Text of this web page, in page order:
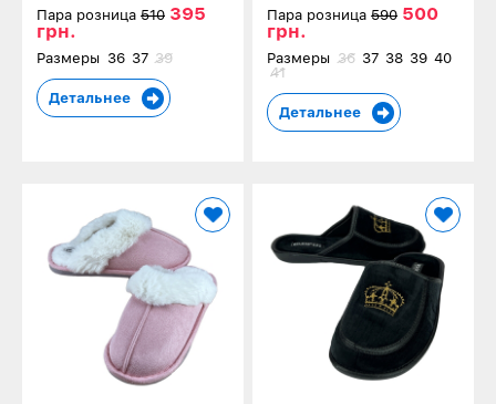
Пара розница 510 395
грн.
Размеры 36 37 39
Детальнее
Пара розница590 500
грн.
Размеры 36 37 38 39 40
41
Детальнее